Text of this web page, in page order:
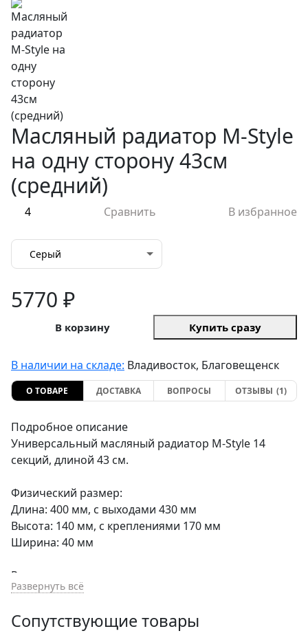
Масляный радиатор M-Style
на одну сторону 43см
(средний)
4 Сравнить В избранное
Серый
5770 ₽
В корзину Купить сразу
В наличии на складе: Владивосток, Благовещенск
О ТОВАРЕ ДОСТАВКА ВОПРОСЫ ОТЗЫВЫ (1)
Подробное описание
Универсальный масляный радиатор M-Style 14
секций, длиной 43 см.
Физический размер:
Длина: 400 мм, с выходами 430 мм
Высота: 140 мм, с креплениями 170 мм
Ширина: 40 мм
Размер ядра:
355 мм х 140 мм х 40 мм
Выхода с одной стороны: AN10 7/8"-14 UNF
Развернуть всё
Сопутствующие товары